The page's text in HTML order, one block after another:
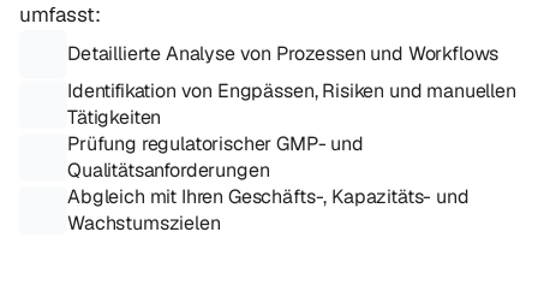
umfasst:
Detaillierte Analyse von Prozessen und Workflows
Identifikation von Engpässen, Risiken und manuellen
Tätigkeiten
Prüfung regulatorischer GMP- und
Qualitätsanforderungen
Abgleich mit Ihren Geschäfts-, Kapazitäts- und
Wachstumszielen